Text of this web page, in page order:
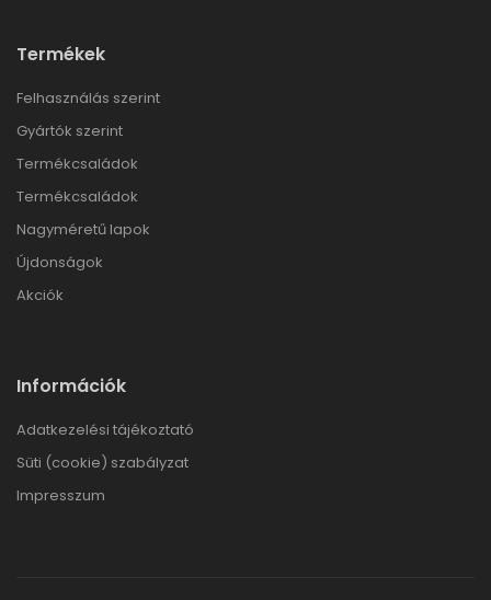
Termékek
Felhasználás szerint
Gyártók szerint
Termékcsaládok
Termékcsaládok
Nagyméretű lapok
Újdonságok
Akciók
Információk
Adatkezelési tájékoztató
Süti (cookie) szabályzat
Impresszum